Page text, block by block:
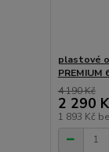
plastové
PREMIUM
4 190 Kč
2 290
1 893 Kč